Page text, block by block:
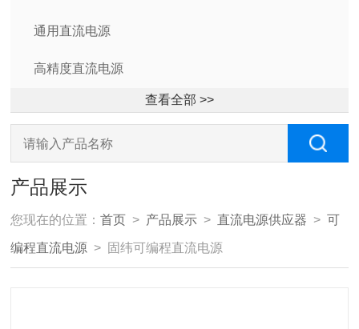
通用直流电源
高精度直流电源
查看全部 >>
产品展示
您现在的位置：首页 > 产品展示 > 直流电源供应器 >可
编程直流电源 > 固纬可编程直流电源